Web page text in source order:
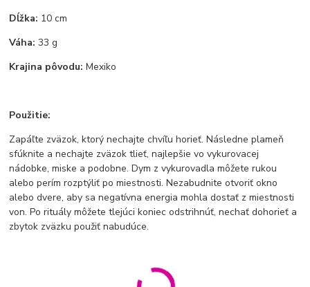
Dĺžka: 10 cm
Váha:33 g
Krajina pôvodu: Mexiko
Použitie:
Zapáľte zväzok, ktorý nechajte chvíľu horieť. Následne plameň
sfúknite a nechajte zväzok tlieť, najlepšie vo vykurovacej
nádobke, miske a podobne. Dym z vykurovadla môžete rukou
alebo perím rozptýliť po miestnosti. Nezabudnite otvoriť okno
alebo dvere, aby sa negatívna energia mohla dostať z miestnosti
von. Po rituály môžete tlejúci koniec odstrihnúť, nechať dohorieť a
zbytok zväzku použiť nabudúce.